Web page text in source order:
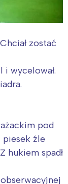
zostać
i wycelował.
pod
źle
hukiem spadł